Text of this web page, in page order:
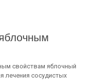
свойствам яблочный
лечения сосудистых